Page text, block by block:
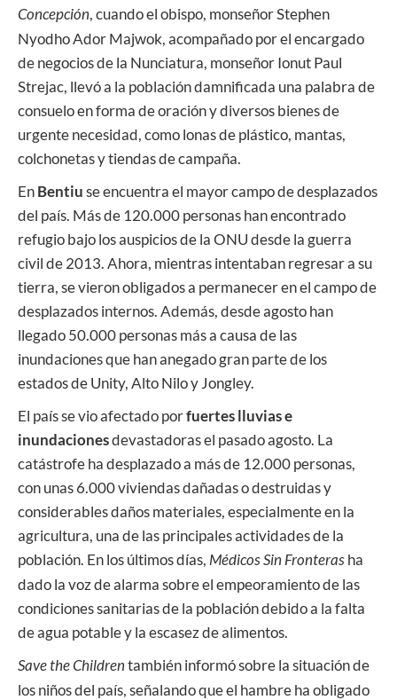
Concepción, cuando el obispo, monseñor Stephen
Nyodho Ador Majwok, acompañado por el encargado
de negocios de la Nunciatura, monseñor Ionut Paul
Strejac, llevó a la población damnificada una palabra de
consuelo en forma de oración y diversos bienes de
urgente necesidad, como lonas de plástico, mantas,
colchonetas y tiendas de campaña.
En Bentiu se encuentra el mayor campo de desplazados
del país. Más de 120.000 personas han encontrado
refugio bajo los auspicios de la ONU desde la guerra
civil de 2013. Ahora, mientras intentaban regresar a su
tierra, se vieron obligados a permanecer en el campo de
desplazados internos. Además, desde agosto han
llegado 50.000 personas más a causa de las
inundaciones que han anegado gran parte de los
estados de Unity, Alto Nilo y Jongley.
El país se vio afectado porfuertes lluvias e
inundacionesdevastadoras el pasado agosto. La
catástrofe ha desplazado a más de 12.000 personas,
con unas 6.000 viviendas dañadas o destruidas y
considerables daños materiales, especialmente en la
agricultura, una de las principales actividades de la
población. En los últimos días, Médicos Sin Fronteras ha
dado la voz de alarma sobre el empeoramiento de las
condiciones sanitarias de la población debido a la falta
de agua potable y la escasez de alimentos.
Save the Childrentambién informó sobre la situación de
los niños del país, señalando que el hambre ha obligado